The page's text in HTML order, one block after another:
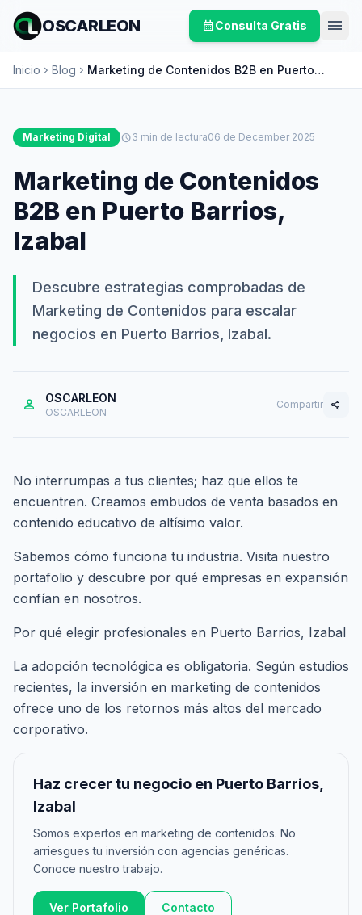
OSCARLEON calendar_monthConsulta Gratis menu
Inicio chevron_right Blog chevron_right Marketing de Contenidos B2B en Puerto
Barrios, Izabal
Marketing Digital schedule3 min de lectura06 de December 2025
Marketing de Contenidos
B2B en Puerto Barrios,
Izabal
Descubre estrategias comprobadas de
Marketing de Contenidos para escalar
negocios en Puerto Barrios, Izabal.
person OSCARLEON
OSCARLEON
Compartir share
No interrumpas a tus clientes; haz que ellos te
encuentren. Creamos embudos de venta basados en
contenido educativo de altísimo valor.
Sabemos cómo funciona tu industria. Visita nuestro
portafolio y descubre por qué empresas en expansión
confían en nosotros.
Por qué elegir profesionales en Puerto Barrios, Izabal
La adopción tecnológica es obligatoria. Según estudios
recientes, la inversión en marketing de contenidos
ofrece uno de los retornos más altos del mercado
corporativo.
Haz crecer tu negocio en Puerto Barrios,
Izabal
Somos expertos en marketing de contenidos. No
arriesgues tu inversión con agencias genéricas.
Conoce nuestro trabajo.
Ver Portafolio Contacto